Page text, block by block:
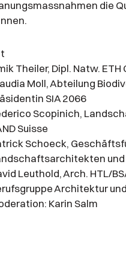
die
Theiler, Dipl. Natw.
Moll, Abteilung
SIA 2066
Scopinich,
Suisse
Schoeck,
Leuthold, Arch. HTL/
Architektur
Karin Salm